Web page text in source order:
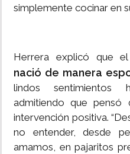
simplemente cocinar en
Herrera explicó que el
nació de manera
lindos sentimientos
admitiendo que pensó
intervención positiva.
no entender, desde
amamos, en pajaritos